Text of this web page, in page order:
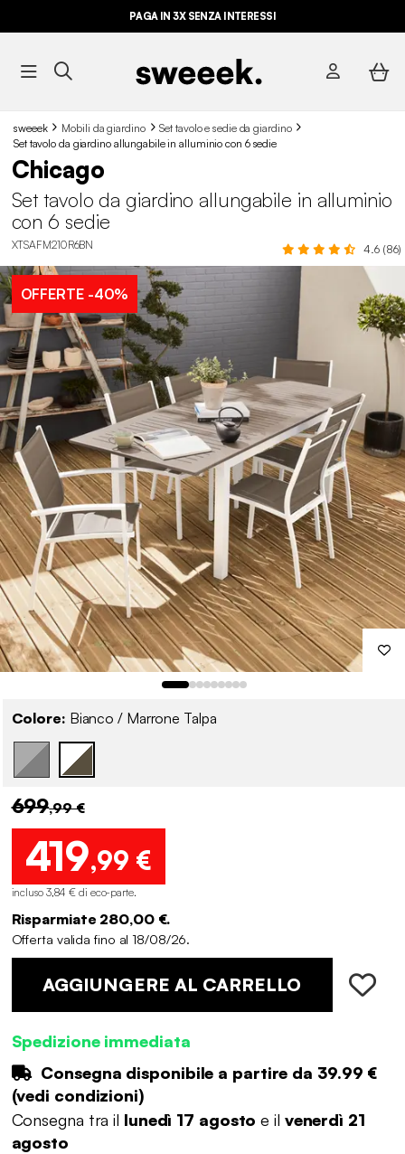
PAGA IN 3X SENZA INTERESSI
sweeek Mobili da giardino
Set tavolo e sedie da giardino
Set tavolo da giardino allungabile in alluminio con 6 sedie
Chicago
Set tavolo da giardino allungabile in alluminio
con 6 sedie
XTSAFM210R6BN 4.6 (86)
OFFERTE-40%
Colore: Bianco / Marrone Talpa
699,99 €
419,99 €
incluso 3,84 € di eco-parte.
Risparmiate 280,00 €.
Offerta valida fino al 18/08/26.
AGGIUNGERE AL CARRELLO
Spedizione immediata
Consegna disponibile a partire da 39.99 €
(vedi condizioni)
Consegna tra il lunedì 17 agosto e il venerdì 21
agosto